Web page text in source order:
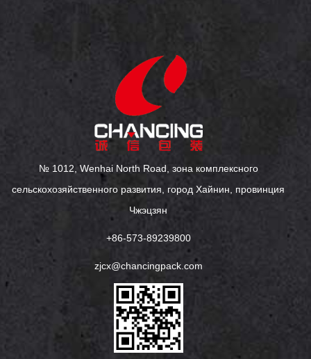
№ 1012, Wenhai North Road, зона комплексного
сельскохозяйственного развития, город Хайнин, провинция
Чжэцзян
+86-573-89239800
zjcx@chancingpack.com